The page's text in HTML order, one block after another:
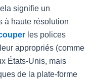
signifie un
à haute résolution
les polices
appropriés (comme
États-Unis, mais
de la plate-forme